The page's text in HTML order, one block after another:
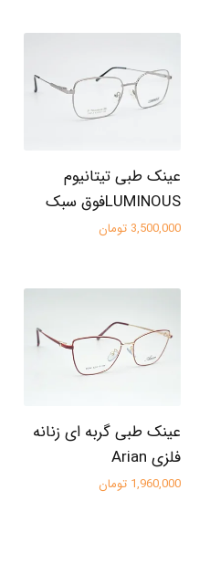
عینک طبی تیتانیوم
LUMINOUSفوق سبک
3,500,000 تومان
عینک طبی گربه ای زنانه
فلزی Arian
1,960,000 تومان